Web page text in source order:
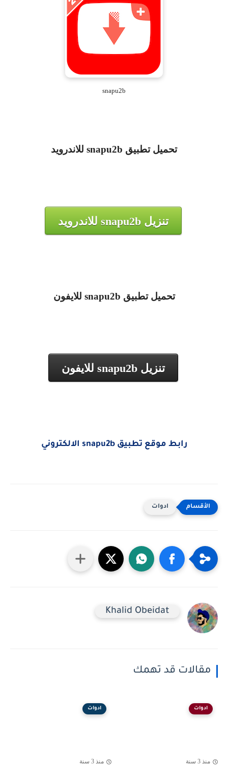
snapu2b
تحميل تطبيق snapu2b للاندرويد
تنزيل snapu2b للاندرويد
تحميل تطبيق snapu2b للايفون
تنزيل snapu2b للايفون
رابط موقع تطبيق snapu2b الالكتروني
ادوات
Khalid Obeidat
مقالات قد تهمك
ادوات
منذ 3 سنة
ادوات
منذ 3 سنة